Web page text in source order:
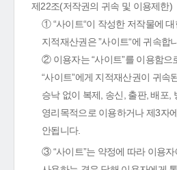
제22조(저작권의 귀속 및 이용제한)
① “사이트“이 작성한 저작물에
지적재산권은 ”사이트“에 귀속합
② 이용자는 “사이트”를 이용함으
“사이트”에게 지적재산권이 귀속
승낙 없이 복제, 송신, 출판, 배포,
영리목적으로 이용하거나 제3자
안됩니다.
③ “사이트”는 약정에 따라 이용